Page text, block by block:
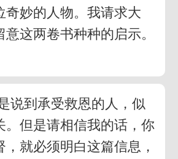
奇妙的人物。我请求大
这两卷书种种的启示。
说到承受救恩的人，似
。但是请相信我的话，你
，就必须明白这篇信息，